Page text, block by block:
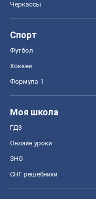
Черкассы
Спорт
Футбол
Хоккей
Формула-1
Моя школа
ГДЗ
Онлайн уроки
ЗНО
СНГ решебники